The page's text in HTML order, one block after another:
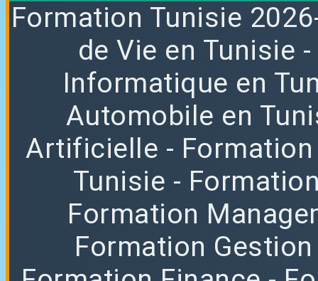
Formation Tunisie
de Vie en Tunisie -
Informatique en
Automobile en
Artificielle -
Tunisie -
Formation
Formation Gestion